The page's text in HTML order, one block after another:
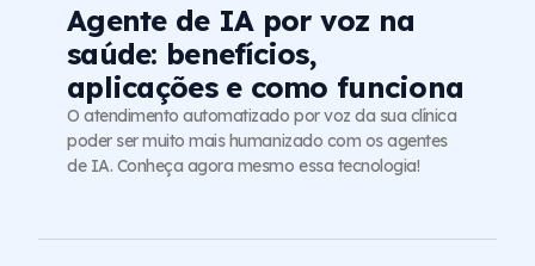
Agente de IA por voz na
saúde: benefícios,
aplicações e como funciona
O atendimento automatizado por voz da sua clínica
poder ser muito mais humanizado com os agentes
de IA. Conheça agora mesmo essa tecnologia!